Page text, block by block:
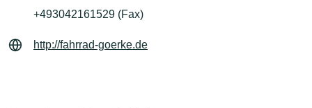
+493042161529 (Fax)
http://fahrrad-goerke.de